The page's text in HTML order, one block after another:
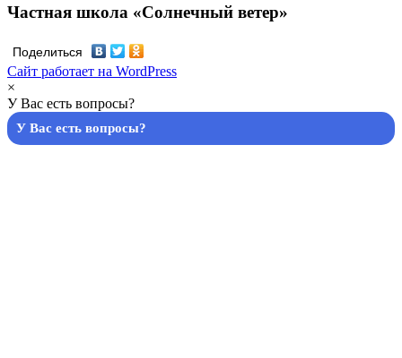
Частная школа «Солнечный ветер»
Поделиться
Сайт работает на WordPress
×
У Вас есть вопросы?
У Вас есть вопросы?